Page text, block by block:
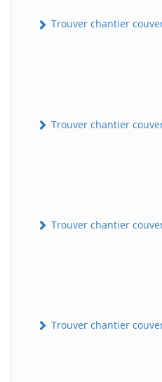
Trouver chantier
Trouver chantier
Trouver chantier
Trouver chantier